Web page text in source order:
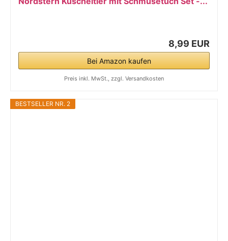
8,99 EUR
Bei Amazon kaufen
Preis inkl. MwSt., zzgl. Versandkosten
BESTSELLER NR. 2